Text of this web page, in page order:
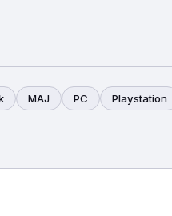
MAJ PC Playstation